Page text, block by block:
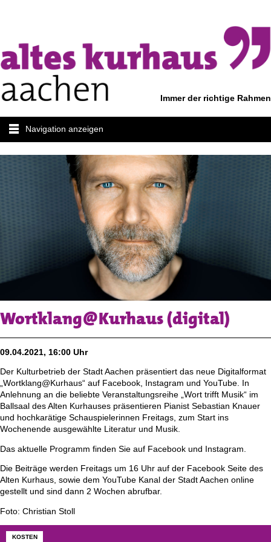
Immer der richtige Rahmen
Navigation anzeigen
Wortklang@Kurhaus (digital)
09.04.2021, 16:00 Uhr
Der Kulturbetrieb der Stadt Aachen präsentiert das neue Digitalformat
„Wortklang@Kurhaus“ auf Facebook, Instagram und YouTube. In
Anlehnung an die beliebte Veranstaltungsreihe „Wort trifft Musik“ im
Ballsaal des Alten Kurhauses präsentieren Pianist Sebastian Knauer
und hochkarätige Schauspielerinnen Freitags, zum Start ins
Wochenende ausgewählte Literatur und Musik.
Das aktuelle Programm finden Sie auf Facebook und Instagram.
Die Beiträge werden Freitags um 16 Uhr auf der Facebook Seite des
Alten Kurhaus, sowie dem YouTube Kanal der Stadt Aachen online
gestellt und sind dann 2 Wochen abrufbar.
Foto: Christian Stoll
KOSTEN